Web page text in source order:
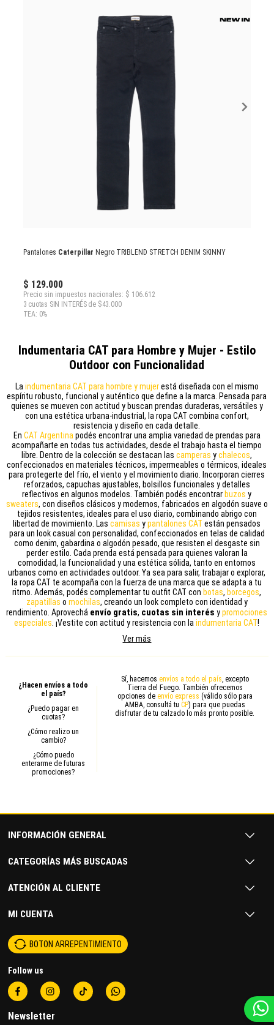
Pantalones Caterpillar Negro TRIBLEND STRETCH DENIM SKINNY
$ 129.000
Precio sin impuestos nacionales: $ 106.612
3 cuotas SIN INTERÉS de $43.000
TEA: 0%
Indumentaria CAT para Hombre y Mujer - Estilo
Outdoor con Funcionalidad
Laindumentaria CAT para hombre y mujerestá diseñada con el mismo
espíritu robusto, funcional y auténtico que define a la marca. Pensada para
quienes se mueven con actitud y buscan prendas duraderas, versátiles y
con una estética urbana-industrial, la ropa CAT combina confort,
resistencia y diseño en cada detalle.
En CAT Argentinapodés encontrar una amplia variedad de prendas para
acompañarte en todas tus actividades, desde el trabajo hasta el tiempo
libre. Dentro de la colección se destacan lascamperas ychalecos,
confeccionados en materiales técnicos, impermeables o térmicos, ideales
para protegerte del frío, el viento y el movimiento diario. Incorporan cierres
reforzados, capuchas ajustables, bolsillos funcionales y detalles
reflectivos en algunos modelos. También podés encontrar buzos y
sweaters, con diseños clásicos y modernos, fabricados en algodón suave o
tejidos resistentes, ideales para el uso diario, combinando abrigo con
libertad de movimiento. Lascamisas ypantalones CAT están pensados
para un look casual con personalidad, confeccionados en telas de calidad
como denim, gabardina o algodón pesado, que resisten el desgaste sin
perder estilo. Cada prenda está pensada para quienes valoran la
comodidad, la funcionalidad y una estética sólida, tanto en entornos
urbanos como en actividades outdoor. Ya sea para salir, trabajar o explorar,
la ropa CAT te acompaña con la fuerza de una marca que se adapta a tu
ritmo. Además, podés complementar tu outfit CAT con botas, borcegos,
zapatillas o mochilas, creando un look completo con identidad y
rendimiento. Aprovechá envío gratis, cuotas sin interés ypromociones
especiales. ¡Vestite con actitud y resistencia con laindumentaria CAT!
Ver más
¿Hacen envíos a todo
el país?
¿Puedo pagar en
cuotas?
¿Cómo realizo un
cambio?
¿Cómo puedo
enterarme de futuras
promociones?
Sí, hacemos envíos a todo el país, excepto
Tierra del Fuego. También ofrecemos
opciones de envío express (válido sólo para
AMBA, consultá tu CP) para que puedas
disfrutar de tu calzado lo más pronto posible.
INFORMACIÓN GENERAL
CATEGORÍAS MÁS BUSCADAS
ATENCIÓN AL CLIENTE
MI CUENTA
BOTON ARREPENTIMIENTO
Follow us
Newsletter